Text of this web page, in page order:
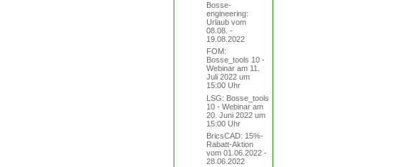
Bosse-
engineering:
Urlaub vom
08.08. -
19.08.2022
FOM:
Bosse_tools 10 -
Webinar am 11.
Juli 2022 um
15:00 Uhr
LSG: Bosse_tools
10 - Webinar am
20. Juni 2022 um
15:00 Uhr
BricsCAD: 15%-
Rabatt-Aktion
vom 01.06.2022 -
28.06.2022